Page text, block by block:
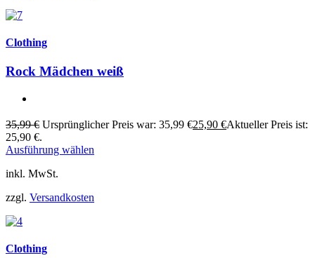
Clothing
Rock Mädchen weiß
35,99€ Ursprünglicher Preis war: 35,99 €25,90 €Aktueller Preis ist:
25,90 €.
Ausführung wählen
inkl. MwSt.
zzgl. Versandkosten
Clothing